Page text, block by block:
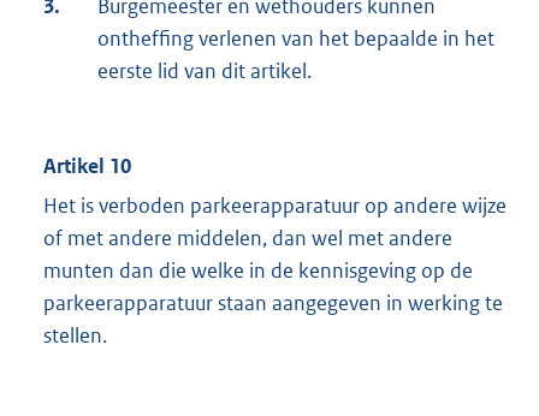
3.
Burgemeester en wethouders kunnen
ontheffing verlenen van het bepaalde in het
eerste lid van dit artikel.
Artikel 10
Het is verboden parkeerapparatuur op andere wijze
of met andere middelen, dan wel met andere
munten dan die welke in de kennisgeving op de
parkeerapparatuur staan aangegeven in werking te
stellen.